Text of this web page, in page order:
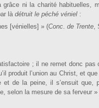
grâce ni la charité habituelles,
là détruit le péché véniel :
[vénielles] » (Conc. de Trente,
; il ne remet donc pas
pro­duit l’union au Christ, et
de la peine, il s’ensuit que,
selon la mesure de sa ferveur